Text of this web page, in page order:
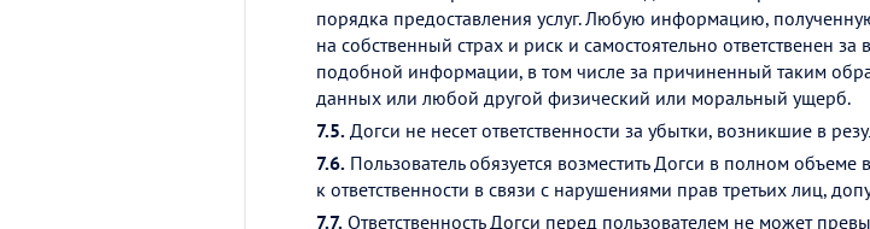
порядка предоставления услуг. Любую информацию,
на собственный страх и риск и самостоятельно ответственен
подобной информации, в том числе за причиненный таким
данных или любой другой физический или моральный ущерб.
7.5. Догси не несет ответственности за убытки, возникшие в
7.6. Пользователь обязуется возместить Догси в полном
к ответственности в связи с нарушениями прав третьих лиц,
7.7. Ответственность Догси перед пользователем не может